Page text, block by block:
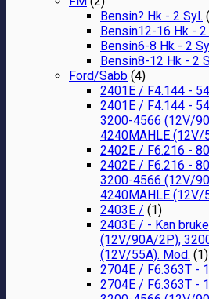
Bensin? Hk - 2 Syl.
Bensin12-16 Hk - 2
Bensin6-8 Hk - 2
Bensin8-12 Hk - 2
Ford/Sabb (4)
2401E / F4.144 -
2401E / F4.144 -
3200-4566 (12V/
4240MAHLE (12V/
2402E / F6.216 -
2402E / F6.216 -
3200-4566 (12V/
4240MAHLE (12V/
2403E / (1)
2403E / - Kan
(12V/90A/2P),
(12V/55A). Mod. (1)
2704E / F6.363T -
2704E / F6.363T -